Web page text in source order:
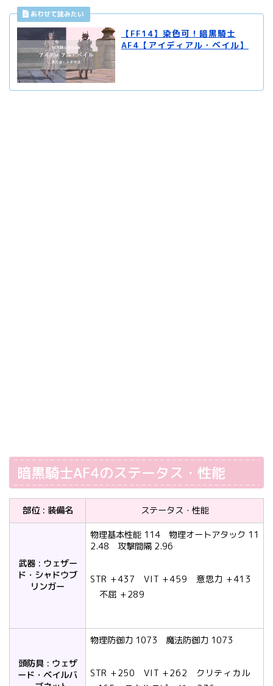
【FF14】染色可！暗黒騎士
AF4【アイディアル・ベイル】
暗黒騎士AF4のステータス・性能
部位 : 装備名 ステータス・性能
武器 : ウェザー
ド・シャドウブ
リンガー
物理基本性能 114 物理オートアタック 11
2.48 攻撃間隔 2.96
STR +437 VIT +459 意思力 +413
不屈 +289
頭防具 : ウェザ
ード・ベイルバ
物理防御力 1073 魔法防御力 1073
STR +250 VIT +262 クリティカル